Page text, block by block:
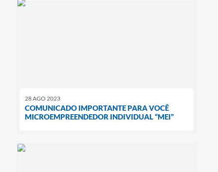
28 AGO 2023
COMUNICADO IMPORTANTE PARA VOCÊ
MICROEMPREENDEDOR INDIVIDUAL “MEI”